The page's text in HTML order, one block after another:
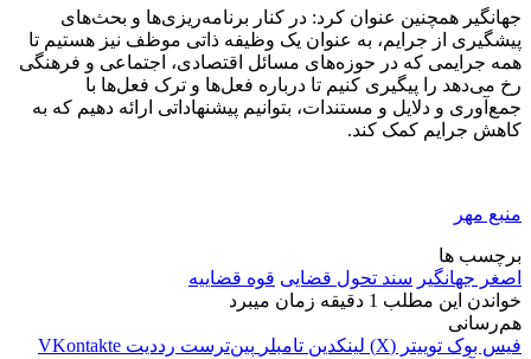
جهانگیر همچنین عنوان کرد: در کنار برنامه‌ریزی‌ها و بحث‌های
پیشگیری از جرایم، به عنوان یک وظیفه ذاتی موظف نیز هستیم تا
همه جرایمی که در حوزه‌های مسائل اقتصادی، اجتماعی و فرهنگی
رخ می‌دهد را پیگیری کنیم تا درباره فعل‌ها و ترک فعل‌ها با
جمع‌آوری و دلایل و مستندات، بتوانیم پیشنهاداتی ارائه دهیم که به
کاهش جرایم کمک کند.
منبع مهر
برچسب ها
اصغر جهانگیر سند تحول قضایی قوه قضاییه
خواندن این مطلب 1 دقیقه زمان میبرد
هم‌رسانی
فیس بوک توییتر (X) لینکدین ‫تامبلر ‫پین‌ترست ‫رددیت ‫VKontakte